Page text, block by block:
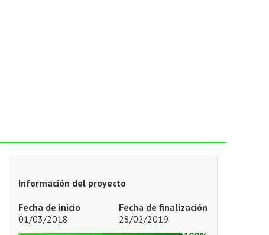
Información del proyecto
Fecha de inicio
01/03/2018
Fecha de finalización
28/02/2019